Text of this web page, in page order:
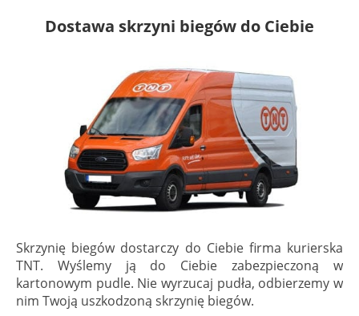
Dostawa skrzyni biegów do Ciebie
Skrzynię biegów dostarczy do Ciebie firma kurierska
TNT. Wyślemy ją do Ciebie zabezpieczoną w
kartonowym pudle. Nie wyrzucaj pudła, odbierzemy w
nim Twoją uszkodzoną skrzynię biegów.